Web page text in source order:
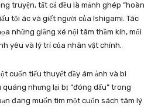
truyện, tất cả đều là mảnh ghép “hoàn
tội ác và giết người của Ishigami. Tác
những giằng xé nội tâm thầm kín, mối
yêu và lý trí của nhân vật chính.
cuốn tiểu thuyết đầy ám ảnh và bi
nhưng lại bị “đóng dấu” trong
đang muốn tìm một cuốn sách tâm lý